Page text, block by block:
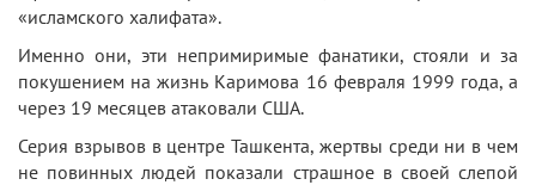
«исламского халифата».
Именно они, эти непримиримые фанатики, стояли и за
покушением на жизнь Каримова 16 февраля 1999 года, а
через 19 месяцев атаковали США.
Серия взрывов в центре Ташкента, жертвы среди ни в чем
не повинных людей показали страшное в своей слепой